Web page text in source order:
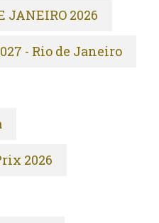
JANEIRO 2026
- Rio de Janeiro
2026